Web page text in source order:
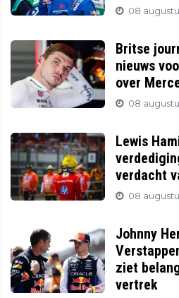
08
Britse
nieuws
over
08
Lewis
verdacht
08
Johnny
ziet
vertrek